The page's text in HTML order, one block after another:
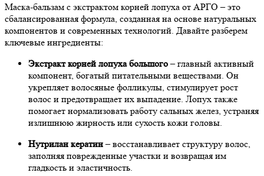
Маска-бальзам с экстрактом корней лопуха от АРГО – это
сбалансированная формула, созданная на основе натуральных
компонентов и современных технологий. Давайте разберем
ключевые ингредиенты:
Экстракт корней лопуха большого– главный активный
компонент, богатый питательными веществами. Он
укрепляет волосяные фолликулы, стимулирует рост
волос и предотвращает их выпадение. Лопух также
помогает нормализовать работу сальных желез, устраняя
излишнюю жирность или сухость кожи головы.
Нутрилан кератин– восстанавливает структуру волос,
заполняя поврежденные участки и возвращая им
гладкость и эластичность.